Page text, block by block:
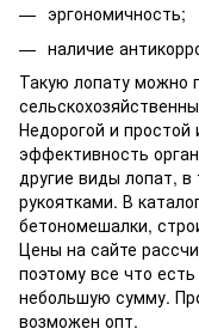
эргономичность;
наличие
Такую лопату можно
Недорогой и
эффективность
другие виды лопат,
рукоятками. В
бетономешалки,
Цены на сайте
поэтому все что
небольшую сумму.
возможен опт.